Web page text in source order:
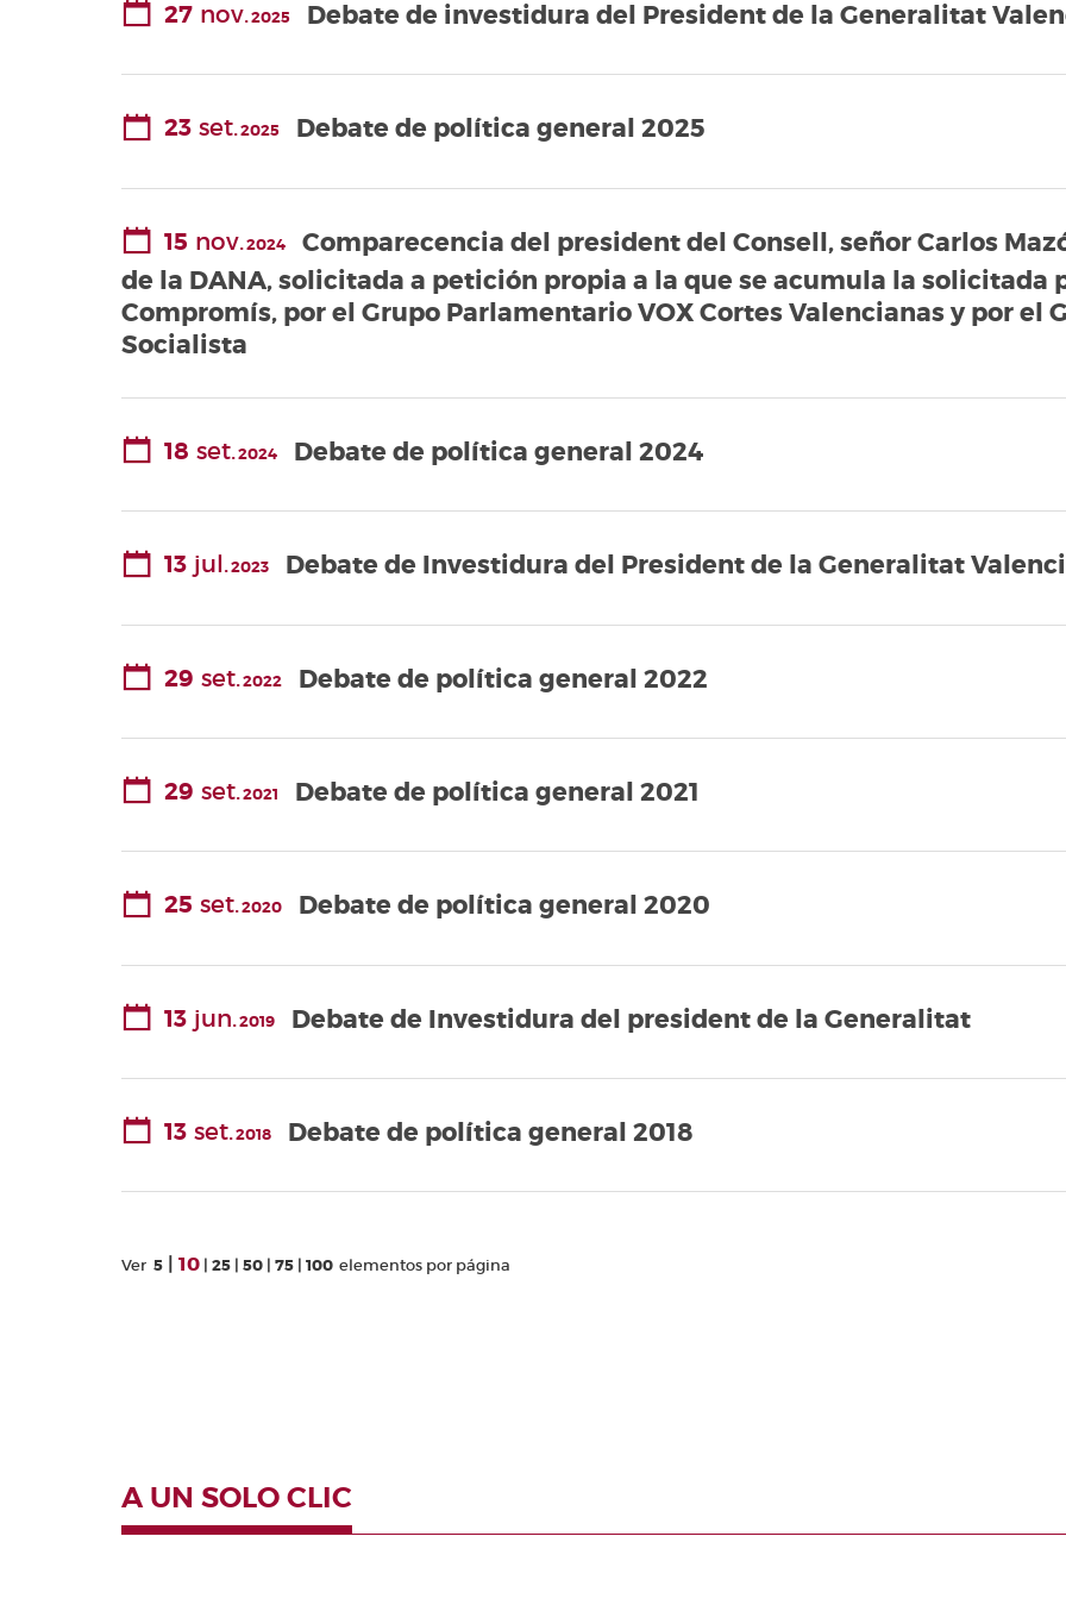
Valencianes
Forales
Otras
publicaciones
27 nov.2025 Debate de investidura del President de la Generalitat
23 set.2025 Debate de política general 2025
15 nov.2024
Comparecencia del president del Consell, señor Carlos
de la DANA, solicitada a petición propia a la que se acumula la solicitada
Compromís, por el Grupo Parlamentario VOX Cortes Valencianas y por el
Socialista
18 set.2024 Debate de política general 2024
13 jul.2023 Debate de Investidura del President de la Generalitat
29 set.2022 Debate de política general 2022
29 set.2021 Debate de política general 2021
25 set.2020 Debate de política general 2020
13 jun.2019 Debate de Investidura del president de la Generalitat
13 set.2018 Debate de política general 2018
Ver 5 10 25 50 75 100 elementos por página
A UN SOLO CLIC